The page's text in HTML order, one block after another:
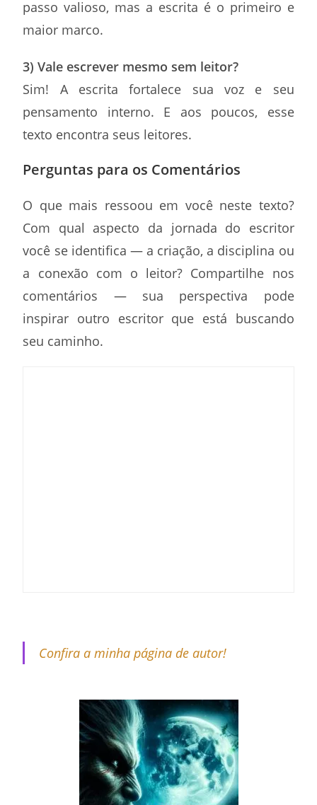
passo valioso, mas a escrita é o primeiro e
maior marco.
3) Vale escrever mesmo sem leitor?
Sim! A escrita fortalece sua voz e seu
pensamento interno. E aos poucos, esse
texto encontra seus leitores.
Perguntas para os Comentários
O que mais ressoou em você neste texto?
Com qual aspecto da jornada do escritor
você se identifica — a criação, a disciplina ou
a conexão com o leitor? Compartilhe nos
comentários — sua perspectiva pode
inspirar outro escritor que está buscando
seu caminho.
Confira a minha página de autor!